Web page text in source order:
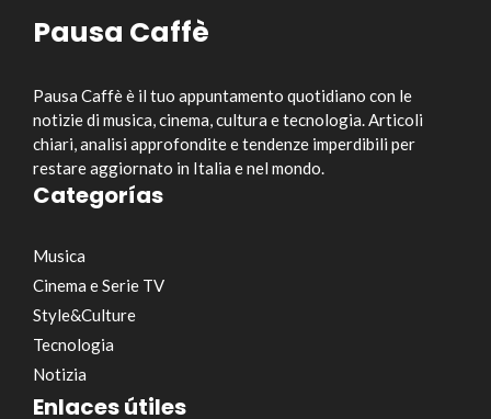
Pausa Caffè
Pausa Caffè è il tuo appuntamento quotidiano con le
notizie di musica, cinema, cultura e tecnologia. Articoli
chiari, analisi approfondite e tendenze imperdibili per
restare aggiornato in Italia e nel mondo.
Categorías
Musica
Cinema e Serie TV
Style&Culture
Tecnologia
Notizia
Enlaces útiles